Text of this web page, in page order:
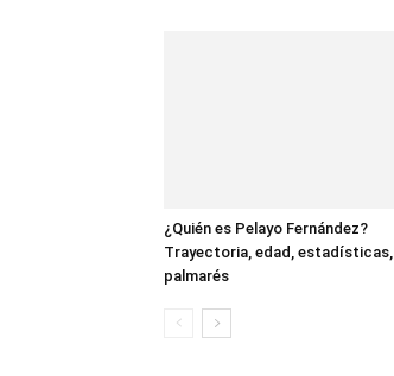
¿Quién es Pelayo Fernández?
Trayectoria, edad, estadísticas,
palmarés